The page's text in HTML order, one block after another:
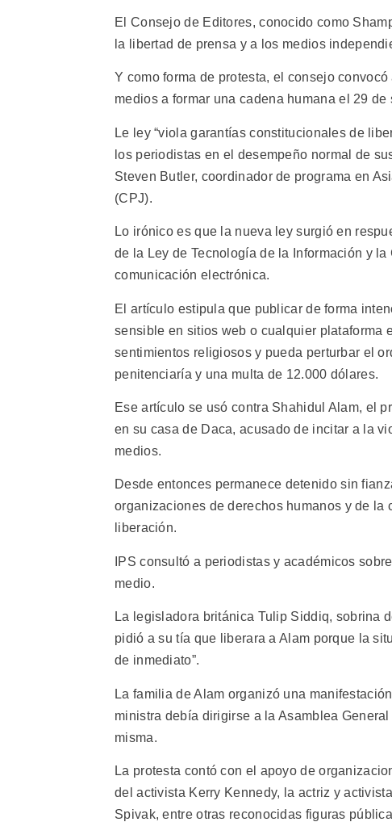
El Consejo de Editores, conocido como
la libertad de prensa y a los medios
Y como forma de protesta, el consejo
medios a formar una cadena humana el 29 de
Le ley “viola garantías constitucionales de
los periodistas en el desempeño normal de
Steven Butler, coordinador de programa en
(CPJ).
Lo irónico es que la nueva ley surgió en
de la Ley de Tecnología de la Información y
comunicación electrónica.
El artículo estipula que publicar de forma
sensible en sitios web o cualquier plataforma
sentimientos religiosos y pueda perturbar el
penitenciaría y una multa de 12.000 dólares.
Ese artículo se usó contra Shahidul Alam, el
en su casa de Daca, acusado de incitar a la
medios.
Desde entonces permanece detenido sin
organizaciones de derechos humanos y de
liberación.
IPS consultó a periodistas y académicos
medio.
La legisladora británica Tulip Siddiq, sobrina
pidió a su tía que liberara a Alam porque la
de inmediato”.
La familia de Alam organizó una
ministra debía dirigirse a la Asamblea
misma.
La protesta contó con el apoyo de
del activista Kerry Kennedy, la actriz y
Spivak, entre otras reconocidas figuras